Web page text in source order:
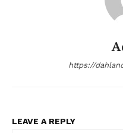
https://
LEAVE A REPLY